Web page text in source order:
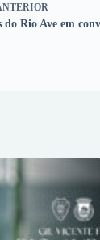
do Rio Ave em